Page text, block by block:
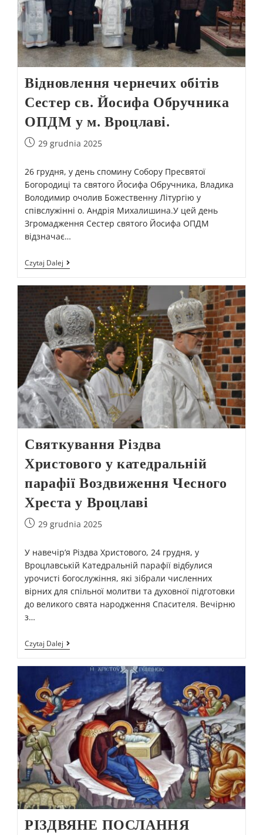
Відновлення чернечих обітів
Сестер св. Йосифа Обручника
ОПДМ у м. Вроцлаві.
29 grudnia 2025
26 грудня, у день спомину Собору Пресвятої
Богородиці та святого Йосифа Обручника, Владика
Володимир очолив Божественну Літургію у
співслужінні о. Андрія Михалишина.У цей день
Згромадження Сестер святого Йосифа ОПДМ
відзначає…
Czytaj Dalej
Святкування Різдва
Христового у катедральній
парафії Воздвиження Чесного
Хреста у Вроцлаві
29 grudnia 2025
У навечір’я Різдва Христового, 24 грудня, у
Вроцлавській Катедральній парафії відбулися
урочисті богослужіння, які зібрали численних
вірних для спільної молитви та духовної підготовки
до великого свята народження Спасителя. Вечірню
з…
Czytaj Dalej
РІЗДВЯНЕ ПОСЛАННЯ